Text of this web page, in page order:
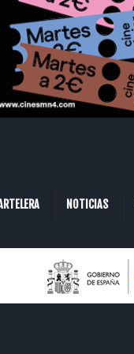
NOTICIAS